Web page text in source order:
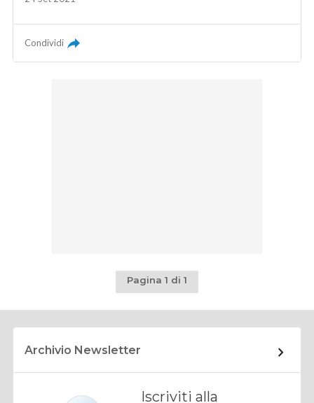
Condividi
Pagina 1 di 1
Archivio Newsletter
Iscriviti alla